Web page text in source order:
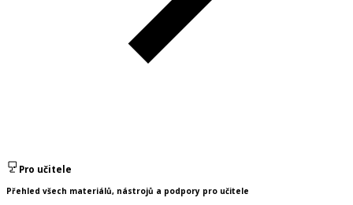
Pro učitele
Přehled všech materiálů, nástrojů a podpory pro učitele